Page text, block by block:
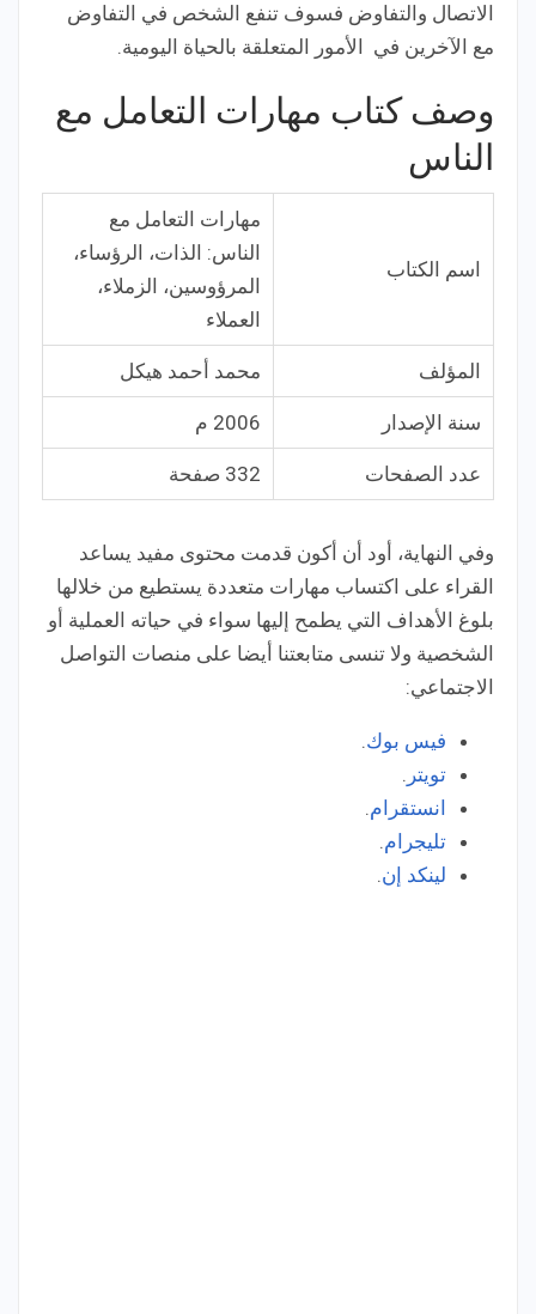
الاتصال والتفاوض فسوف تنفع الشخص في التفاوض
مع الآخرين في الأمور المتعلقة بالحياة اليومية.
وصف كتاب مهارات التعامل مع
الناس
اسم الكتاب
مهارات التعامل مع
الناس: الذات، الرؤساء،
المرؤوسين، الزملاء،
العملاء
المؤلف محمد أحمد هيكل
سنة الإصدار 2006 م
عدد الصفحات 332 صفحة
وفي النهاية، أود أن أكون قدمت محتوى مفيد يساعد
القراء على اكتساب مهارات متعددة يستطيع من خلالها
بلوغ الأهداف التي يطمح إليها سواء في حياته العملية أو
الشخصية ولا تنسى متابعتنا أيضا على منصات التواصل
الاجتماعي:
فيس بوك.
تويتر .
انستقرام.
تليجرام.
لينكد إن.